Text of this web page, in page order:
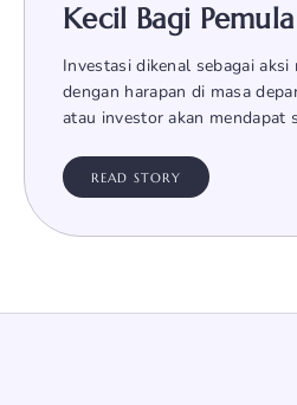
Kecil Bagi Pemula
Investasi dikenal sebagai
dengan harapan di masa
atau investor akan mendapat
READ STORY